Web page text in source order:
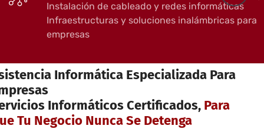
Instalación de cableado y redes informáticas
Infraestructuras y soluciones inalámbricas para
empresas
Informática Especializada Para
Informáticos Certificados, Para
Tu Negocio Nunca Se Detenga